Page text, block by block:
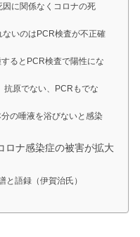
因に関係なくコロナの死
ないのはPCR検査が不正確
るとPCR検査で陽性にな
抗原でない、PCRもでな
分の唾液を浴びないと感染
ロナ感染症の被害が拡大
と語録（伊賀治氏）